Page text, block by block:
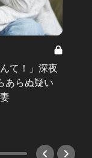
て！」深夜
あらぬ疑い